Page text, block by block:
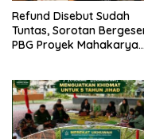
Refund Disebut Sudah
Tuntas, Sorotan
PBG Proyek Mahakarya